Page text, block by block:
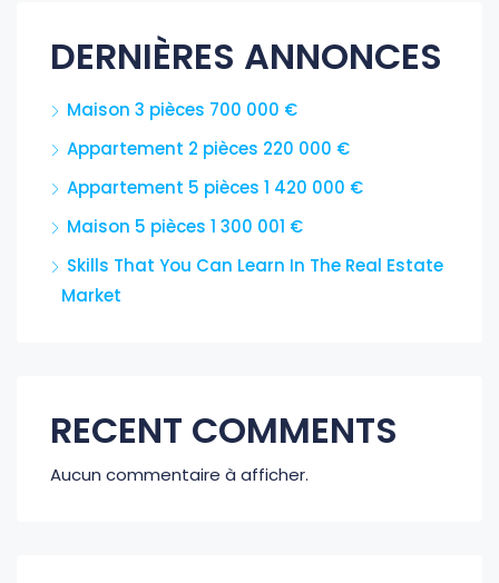
DERNIÈRES ANNONCES
Maison 3 pièces 700 000 €
Appartement 2 pièces 220 000 €
Appartement 5 pièces 1 420 000 €
Maison 5 pièces 1 300 001 €
Skills That You Can Learn In The Real Estate
Market
RECENT COMMENTS
Aucun commentaire à afficher.